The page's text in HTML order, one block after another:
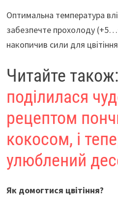
Оптимальна температура
забезпечте прохолоду
накопичив сили для
Читайте також:
поділилася
рецептом
кокосом, і
улюблений
Як домогтися цвітіння?